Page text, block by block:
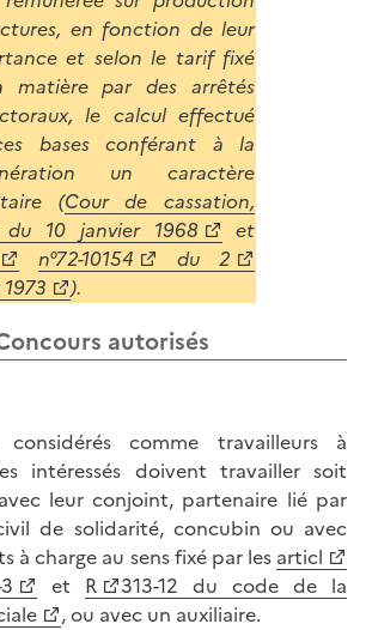
en fonction de leur
et selon le tarif fixé
matière par des arrêtés
le calcul effectué
bases conférant à la
un caractère
(Cour de cassation,
10 janvier 1968
et
n°72-10154
du 2
).
autorisés
comme travailleurs à
intéressés doivent travailler soit
leur conjoint, partenaire lié par
de solidarité, concubin ou avec
à charge au sens fixé par les articl
et R
313-12 du code de la
, ou avec un auxiliaire.